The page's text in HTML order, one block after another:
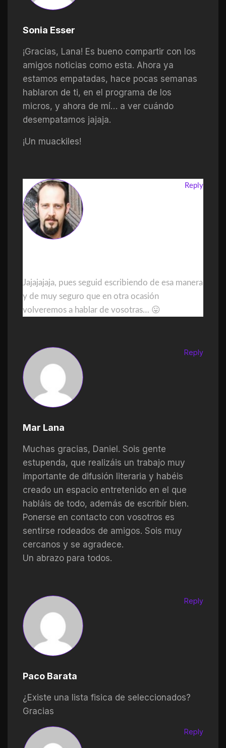
Sonia Esser
¡Gracias, Lana! Es bueno compartir con los
amigos noticias como esta. Ahora ya
estamos empatadas, hace pocas semanas
hablaron de ti, en el programa de los
micros, y ahora de mí… a ver cuándo
desempatamos jajaja.
¡Un muackiles!
Jajajajaja, pues seguid escribiendo de esa manera
y de muy seguro que en otra ocasión
volveremos a hablar de vosotras… 😛
Reply
Mar Lana
Muchas gracias, Daniel. Sois gente
estupenda, que realizáis un trabajo muy
importante de difusión literaria y habéis
creado un espacio entretenido en el que
habláis de todo, además de escribír bien.
Ponerse en contacto con vosotros es
sentirse rodeados de amigos. Sois muy
cercanos y se agradece.
Un abrazo para todos.
Reply
Paco Barata
¿Existe una lista fisica de seleccionados?
Gracias
Reply
Reply